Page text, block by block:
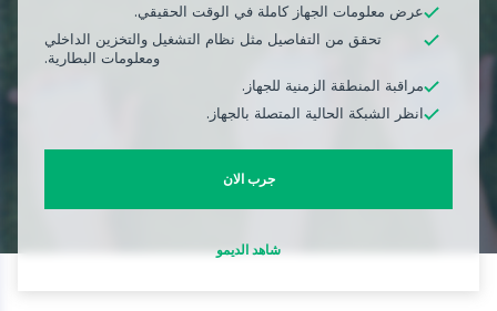
عرض معلومات الجهاز كاملة في الوقت الحقيقي.
تحقق من التفاصيل مثل نظام التشغيل والتخزين الداخلي
ومعلومات البطارية.
مراقبة المنطقة الزمنية للجهاز.
انظر الشبكة الحالية المتصلة بالجهاز.
جرب الان
شاهد الديمو